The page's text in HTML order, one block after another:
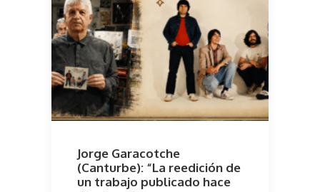
Jorge Garacotche
(Canturbe): “La reedición de
un trabajo publicado hace